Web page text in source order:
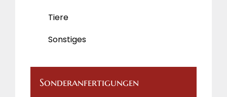
Tiere
Sonstiges
Sonderanfertigungen